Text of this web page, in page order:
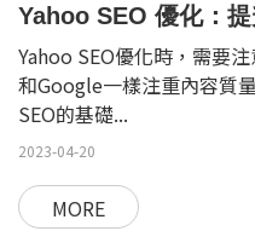
Yahoo SEO 優化：
Yahoo SEO優化時，需要
和Google一樣注重內容質
SEO的基礎...
2023-04-20
MORE